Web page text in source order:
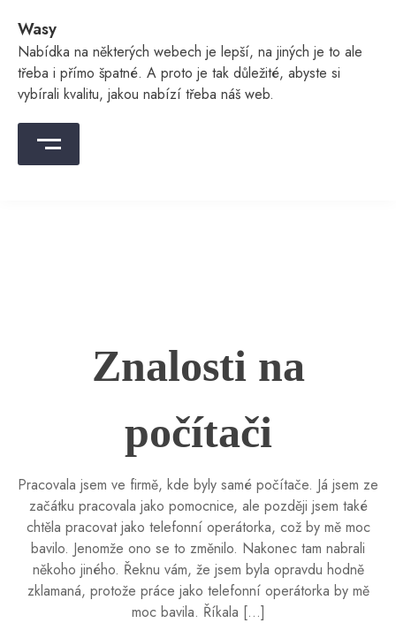
content
Wasy
Nabídka na některých webech je lepší, na jiných je to ale
třeba i přímo špatné. A proto je tak důležité, abyste si
vybírali kvalitu, jakou nabízí třeba náš web.
Znalosti na
počítači
Pracovala jsem ve firmě, kde byly samé počítače. Já jsem ze
začátku pracovala jako pomocnice, ale později jsem také
chtěla pracovat jako telefonní operátorka, což by mě moc
bavilo. Jenomže ono se to změnilo. Nakonec tam nabrali
někoho jiného. Řeknu vám, že jsem byla opravdu hodně
zklamaná, protože práce jako telefonní operátorka by mě
moc bavila. Říkala […]